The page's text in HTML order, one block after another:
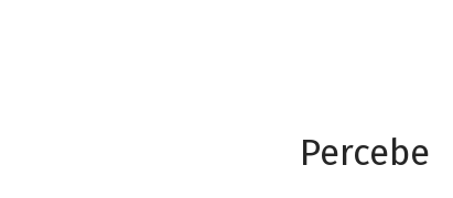
Percebe